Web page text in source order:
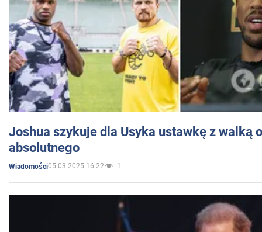
Joshua szykuje dla Usyka ustawkę z walką
absolutnego
Wiadomości05.03.2025 16:22 1